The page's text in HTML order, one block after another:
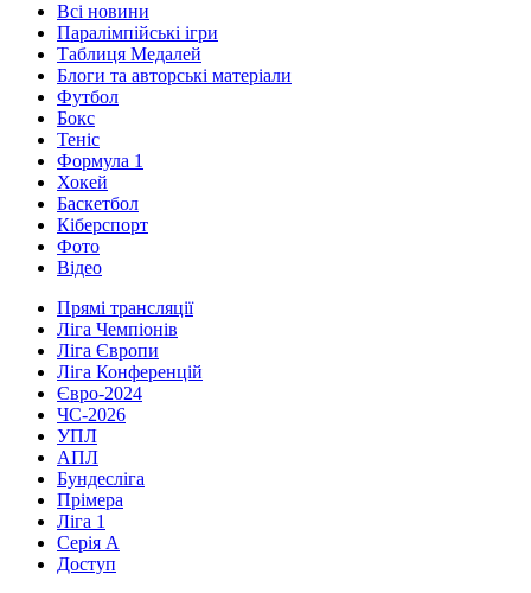
Всі новини
Паралімпійські ігри
Таблиця Медалей
Блоги та авторські матеріали
Футбол
Бокс
Теніс
Формула 1
Хокей
Баскетбол
Кіберспорт
Фото
Відео
Прямі трансляції
Ліга Чемпіонів
Ліга Європи
Ліга Конференцій
Євро-2024
ЧС-2026
УПЛ
АПЛ
Бундесліга
Прімера
Ліга 1
Серія А
Доступ